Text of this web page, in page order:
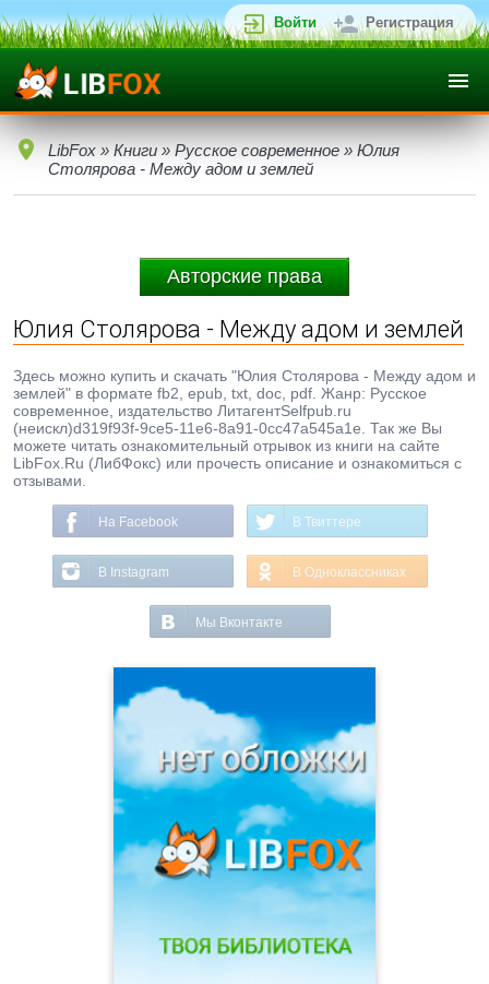
Войти Регистрация
LibFox » Книги » Русское современное » Юлия
Столярова - Между адом и землей
Авторские права
Юлия Столярова - Между адом и землей
Здесь можно купить и скачать "Юлия Столярова - Между адом и
землей" в формате fb2, epub, txt, doc, pdf. Жанр: Русское
современное, издательство ЛитагентSelfpub.ru
(неискл)d319f93f-9ce5-11e6-8a91-0cc47a545a1e. Так же Вы
можете читать ознакомительный отрывок из книги на сайте
LibFox.Ru (ЛибФокс) или прочесть описание и ознакомиться с
отзывами.
На Facebook В Твиттере
В Instagram В Одноклассниках
Мы Вконтакте